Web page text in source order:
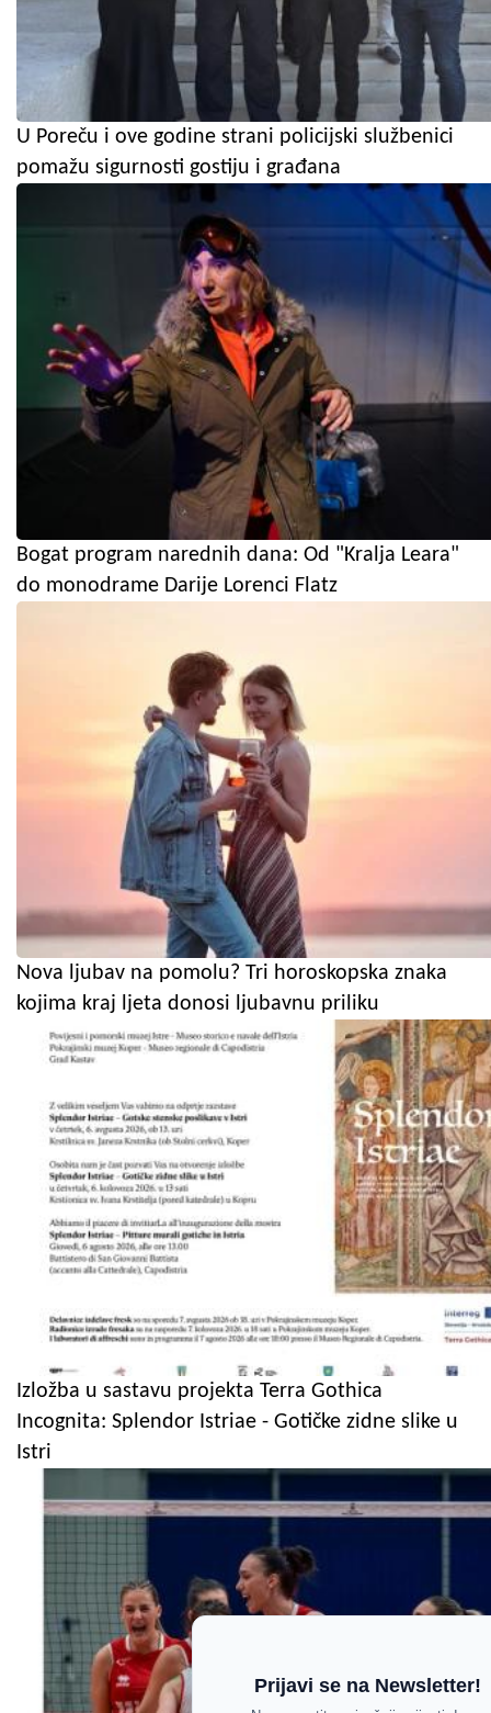
U Poreču i ove godine strani policijski službenici
pomažu sigurnosti gostiju i građana
Bogat program narednih dana: Od "Kralja Leara"
do monodrame Darije Lorenci Flatz
Nova ljubav na pomolu? Tri horoskopska znaka
kojima kraj ljeta donosi ljubavnu priliku
Izložba u sastavu projekta Terra Gothica
Incognita: Splendor Istriae - Gotičke zidne slike u
Istri
Prijavi se na Newsletter!